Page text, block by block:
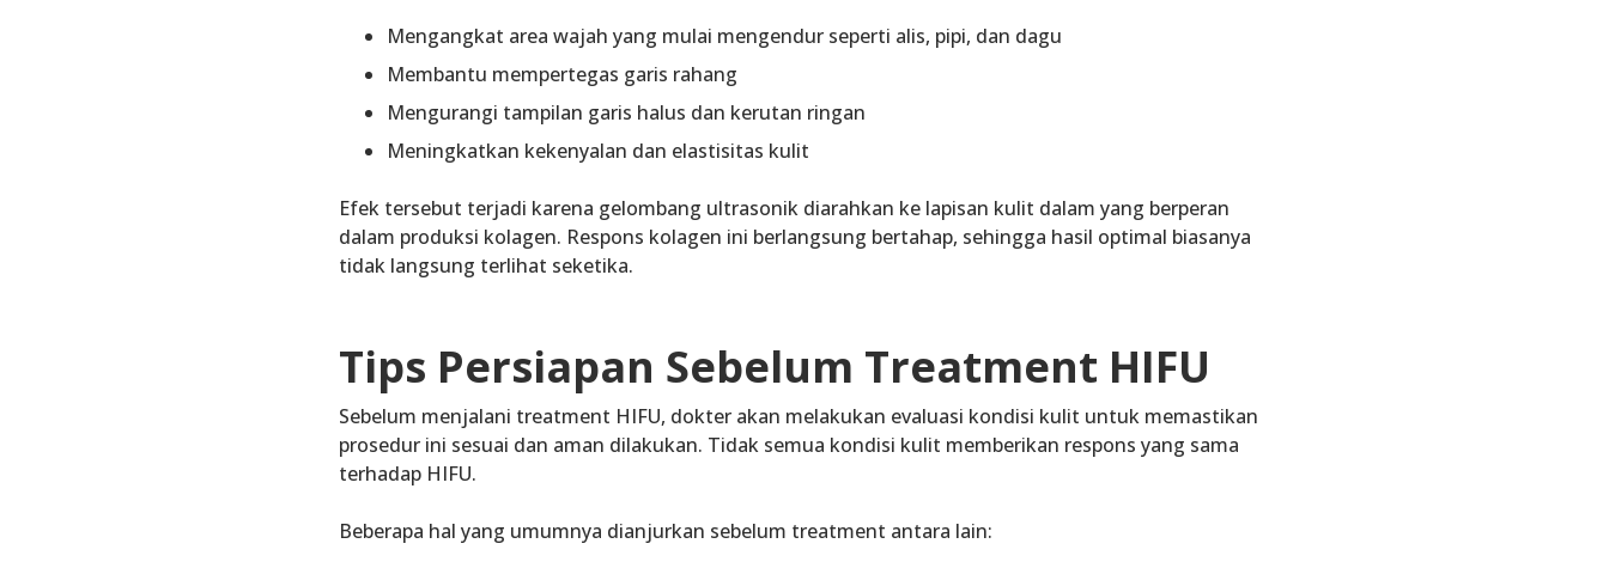
Mengangkat area wajah yang mulai mengendur seperti alis, pipi, dan dagu
Membantu mempertegas garis rahang
Mengurangi tampilan garis halus dan kerutan ringan
Meningkatkan kekenyalan dan elastisitas kulit
Efek tersebut terjadi karena gelombang ultrasonik diarahkan ke lapisan kulit dalam yang berperan
dalam produksi kolagen. Respons kolagen ini berlangsung bertahap, sehingga hasil optimal biasanya
tidak langsung terlihat seketika.
Tips Persiapan Sebelum Treatment HIFU
Sebelum menjalani treatment HIFU, dokter akan melakukan evaluasi kondisi kulit untuk memastikan
prosedur ini sesuai dan aman dilakukan. Tidak semua kondisi kulit memberikan respons yang sama
terhadap HIFU.
Beberapa hal yang umumnya dianjurkan sebelum treatment antara lain: